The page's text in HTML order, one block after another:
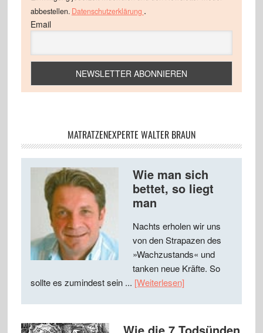
abbestellen. Datenschutzerklärung .
Email
MATRATZENEXPERTE WALTER BRAUN
Wie man sich
bettet, so liegt
man
Nachts erholen wir uns
von den Strapazen des
»Wachzustands« und
tanken neue Kräfte. So
sollte es zumindest sein ... [Weiterlesen]